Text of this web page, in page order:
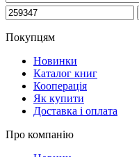
Покупцям
Новинки
Каталог книг
Кооперація
Як купити
Доставка і оплата
Про компанію